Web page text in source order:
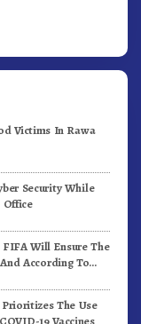
Victims In Rawa
Security While
Will Ensure The
According To
The Use
19 Vaccines